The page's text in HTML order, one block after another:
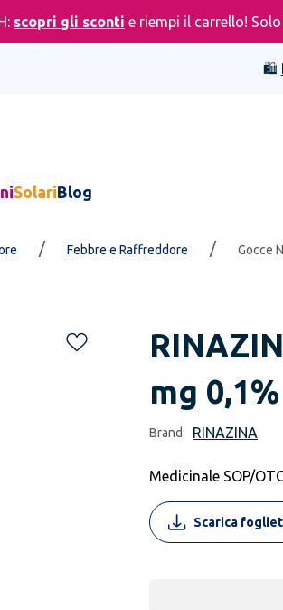
scopri gli sconti e riempi il carrello!
🛍️
SolariBlog
/ Febbre e Raffreddore / Gocce
mg
Brand: RINAZINA
Medicinale SOP/
Scarica